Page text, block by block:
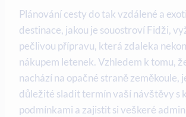
Plánování cesty do tak vzdálené a
destinace, jakou je souostroví Fidži,
pečlivou přípravu, která zdaleka
nákupem letenek. Vzhledem k tomu,
nachází na opačné straně zeměkoule,
důležité sladit termín vaší návštěvy s
podmínkami a zajistit si veškeré